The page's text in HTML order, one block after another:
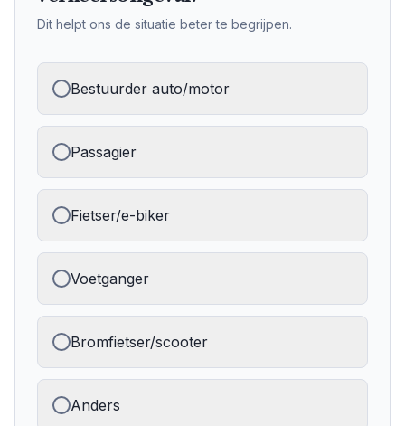
Dit helpt ons de situatie beter te begrijpen.
Bestuurder auto/motor
Passagier
Fietser/e-biker
Voetganger
Bromfietser/scooter
Anders